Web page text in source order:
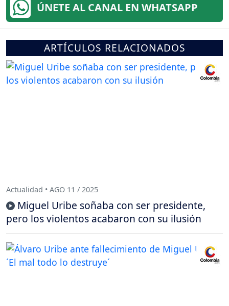
ÚNETE AL CANAL EN WHATSAPP
ARTÍCULOS RELACIONADOS
Actualidad • AGO 11 / 2025
Miguel Uribe soñaba con ser presidente,
pero los violentos acabaron con su ilusión